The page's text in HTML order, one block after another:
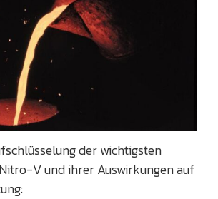
der wichtigsten
V und ihrer Auswirkungen auf